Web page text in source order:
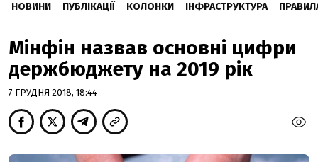
НОВИНИ ПУБЛІКАЦІЇ КОЛОНКИ ІНФРАСТРУКТУРА
Мінфін назвав основні цифри
держбюджету на 2019 рік
7 ГРУДНЯ 2018, 18:44